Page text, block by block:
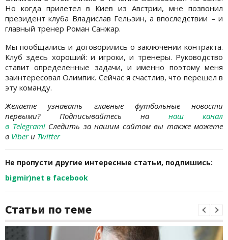
Но когда прилетел в Киев из Австрии, мне позвонил
президент клуба Владислав Гельзин, а впоследствии – и
главный тренер Роман Санжар.
Мы пообщались и договорились о заключении контракта.
Клуб здесь хороший: и игроки, и тренеры. Руководство
ставит определенные задачи, и именно поэтому меня
заинтересовал Олимпик. Сейчас я счастлив, что перешел в
эту команду.
Желаете узнавать главные футбольные новости
первыми?
Подписывайтесь на
наш канал
в Telegram! Следить за нашим сайтом вы также можете
в Viberи Twitter
Не пропусти другие интересные статьи, подпишись:
bigmir)net в facebook
Статьи по теме